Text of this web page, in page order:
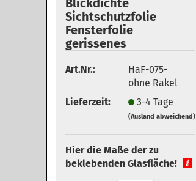
Konto erstellen
Passwort vergessen?
Blickdichte
Sichtschutzfolie
Fensterfolie
gerissenes
Art.Nr.:
HaF-075-
ohne Rakel
Lieferzeit:
3-4 Tage
(Ausland abweichend)
Hier die Maße der zu
beklebenden Glasfläche!